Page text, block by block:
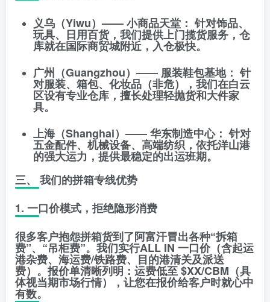
义乌（Yiwu）—— 小商品天堂： 针对饰品、
玩具、日用百货，我们提供上门揽货服务，仓
库就在国际商贸城附近，入仓极快。
广州（Guangzhou）—— 服装鞋包基地： 针
对服装、箱包、化妆品（非危），我们在白云
区设有专业仓库，擅长处理轻抛货和大件家
具。
上海（Shanghai）—— 华东制造中心： 针对
五金配件、机械设备、高端纺织，依托洋山港
的强大运力，提供最稳定的出运班期。
三、 我们的拼箱专线优势
1. 一口价模式，拒绝隐形消费
很多客户抱怨拼箱货到了阿富汗冒出各种“拆箱
费”、“吊柜费”。我们实行ALL IN 一口价（含起运
港杂费、海运费/铁路费、目的港清关及派送
费）。报价单清晰列明：运费低至$XX/CBM （具
体视当期市场行情），让您在报价给客户时就心中
有数。